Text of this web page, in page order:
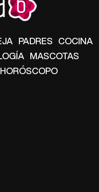
PADRES COCINA
MASCOTAS
HORÓSCOPO